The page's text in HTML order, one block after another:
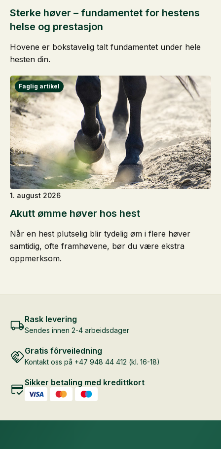
Sterke høver – fundamentet for hestens
helse og prestasjon
Hovene er bokstavelig talt fundamentet under hele
hesten din.
Akutt ømme høver hos hest
1. august 2026
Når en hest plutselig blir tydelig øm i flere høver
samtidig, ofte framhøvene, bør du være ekstra
oppmerksom.
Rask levering
Sendes innen 2-4 arbeidsdager
Gratis fôrveiledning
Kontakt oss på +47 948 44 412 (kl. 16-18)
Sikker betaling med kredittkort